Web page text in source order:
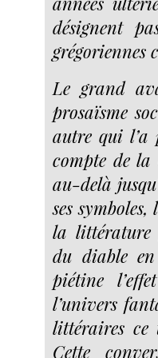
désignent
grégoriennes
Le grand
prosaïsme
autre qui l’a
compte de
au-delà
ses
la littérature
du diable
piétine
l’univers
littéraires ce
Cette